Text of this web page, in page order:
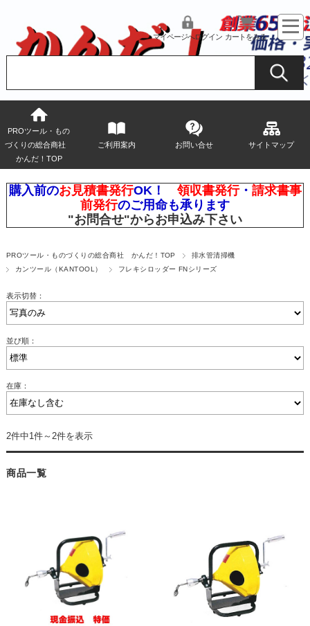
マイページへログイン カートをみる
PROツール・もの
づくりの総合商社
かんだ！TOP
ご利用案内 お問い合せ サイトマップ
購入前のお見積書発行OK！ 領収書発行・ 請求書事
前発行のご用命も承ります
"お問合せ"からお申込み下さい
PROツール・ものづくりの総合商社 かんだ！TOP
排水管清掃機
カンツール（KANTOOL）
フレキシロッダー FNシリーズ
表示切替：
並び順：
在庫：
2件中1件～2件を表示
商品一覧